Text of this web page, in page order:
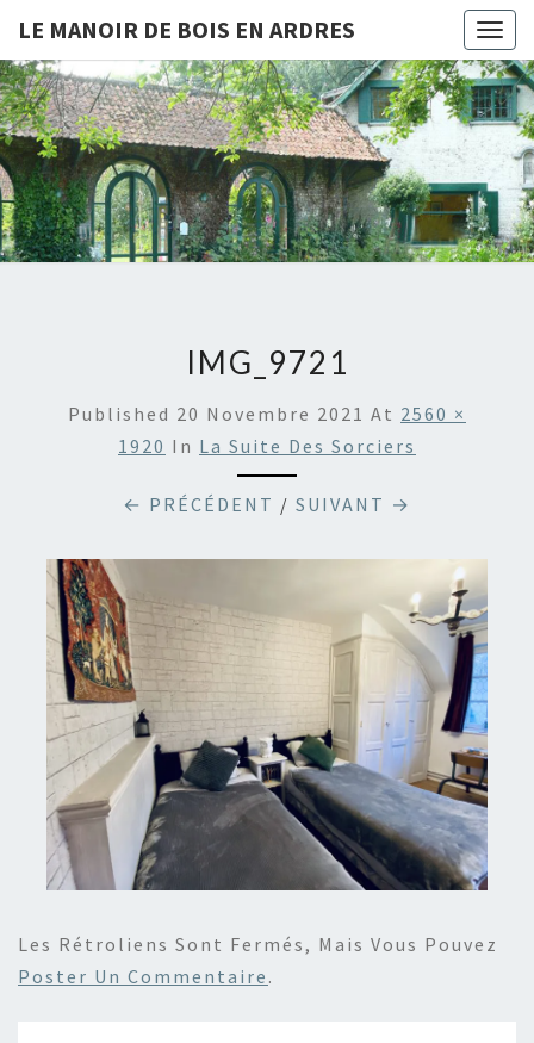
LE MANOIR DE BOIS EN ARDRES
LE
MANOIR
DE BOIS
ARDRES
Chambres
D'hôtes
Et Gîtes
À Bois-
En-
Ardres
IMG_9721
Published 20 Novembre 2021 At 2560 ×
1920 In La Suite Des Sorciers
← PRÉCÉDENT / SUIVANT →
Les Rétroliens Sont Fermés, Mais Vous Pouvez
Poster Un Commentaire .